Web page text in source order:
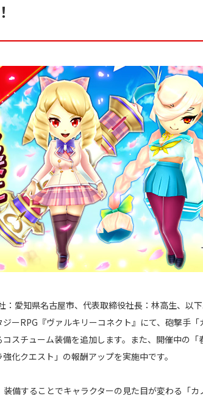
：愛知県名古屋市、代表取締役社長：林高生、以
ーRPG『ヴァルキリーコネクト』にて、砲撃手
スチューム装備を追加します。また、開催中の
化クエスト」の報酬アップを実施中です。
備することでキャラクターの見た目が変わる「